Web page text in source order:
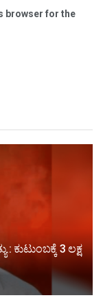
browser for the
ಕುಟುಂಬಕ್ಕೆ 3 ಲಕ್ಷ